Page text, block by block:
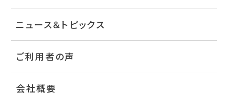
ニュース＆トピックス
ご利用者の声
会社概要